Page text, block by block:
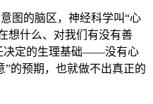
图的脑区，神经科学叫“心
想什么、对我们有没有善
决定的生理基础——没有心
的预期，也就做不出真正的